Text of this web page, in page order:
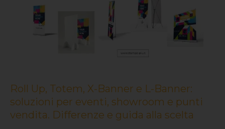
Roll Up, Totem, X-Banner e L-Banner:
soluzioni per eventi, showroom e punti
vendita. Differenze e guida alla scelta
Banner
per
eventi,
showroom